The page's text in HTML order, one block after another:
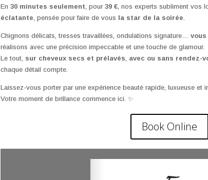
En 30 minutes seulement , pour 39 €, nos experts subliment vos
éclatante , pensée pour faire de vous la star de la soirée
Chignons délicats, tresses travaillées, ondulations signature…
réalisons avec une précision impeccable et une touche de glamour.
Le tout, sur cheveux secs et prélavés avec ou sans rendez-
chaque détail compte.
Laissez-vous porter par une expérience beauté rapide, luxueuse et
Votre moment de brillance commence ici. ✨
Book Online